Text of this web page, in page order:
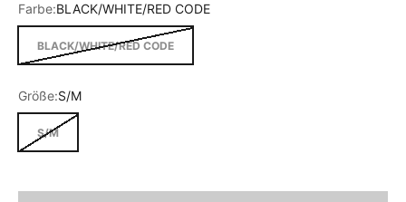
Farbe:BLACK/WHITE/RED CODE
BLACK/WHITE/RED CODE
Größe:S/M
S/M